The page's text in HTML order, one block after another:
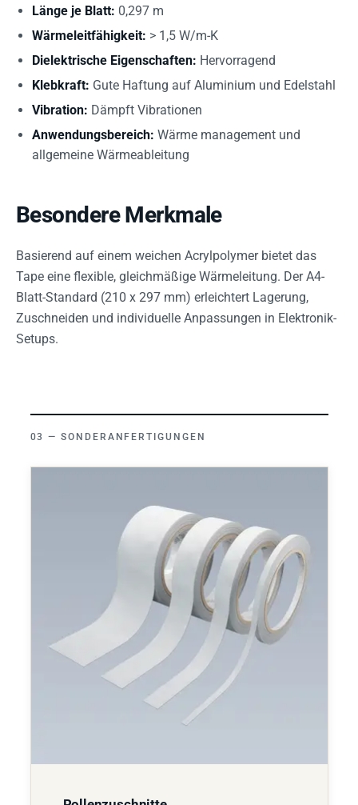
Länge je Blatt: 0,297 m
Wärmeleitfähigkeit: > 1,5 W/m-K
Dielektrische Eigenschaften: Hervorragend
Klebkraft: Gute Haftung auf Aluminium und Edelstahl
Vibration: Dämpft Vibrationen
Anwendungsbereich: Wärme management und
allgemeine Wärmeableitung
Besondere Merkmale
Basierend auf einem weichen Acrylpolymer bietet das
Tape eine flexible, gleichmäßige Wärmeleitung. Der A4-
Blatt-Standard (210 x 297 mm) erleichtert Lagerung,
Zuschneiden und individuelle Anpassungen in Elektronik-
Setups.
SONDERANFERTIGUNGEN